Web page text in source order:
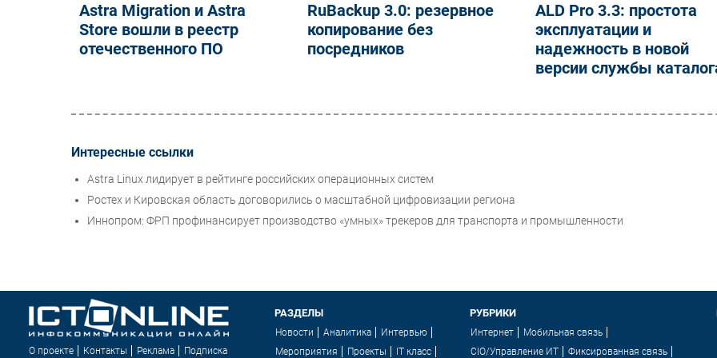
Astra Migration и Astra
Store вошли в реестр
отечественного ПО
RuBackup 3.0: резервное
копирование без
посредников
ALD Pro 3.3: простота
эксплуатации и
надежность в новой
версии службы
Интересные ссылки
Astra Linux лидирует в рейтинге российских операционных систем
Ростех и Кировская область договорились о масштабной цифровизации региона
Иннопром: ФРП профинансирует производство «умных» трекеров для транспорта и промышленности
О проекте Контакты Реклама Подписка
РАЗДЕЛЫ
Новости Аналитика
Интервью
Мероприятия
Проекты IT класс
РУБРИКИ
Интернет
Мобильная связь
CIO/Управление ИТ
Фиксированная связь